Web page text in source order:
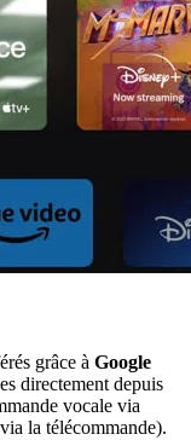
grâce à Google
directement depuis
vocale via
la télécommande).